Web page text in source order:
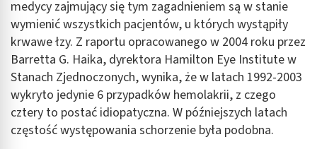
medycy zajmujący się tym zagadnieniem są w stanie
wymienić wszystkich pacjentów, u których wystąpiły
krwawe łzy. Z raportu opracowanego w 2004 roku przez
Barretta G. Haika, dyrektora Hamilton Eye Institute w
Stanach Zjednoczonych, wynika, że w latach 1992-2003
wykryto jedynie 6 przypadków hemolakrii, z czego
cztery to postać idiopatyczna. W późniejszych latach
częstość występowania schorzenie była podobna.
Tworzenie profili w celu spersonalizowanych
reklam
Wykorzystanie profili do wyboru
spersonalizowanych reklam
Tworzenie profili w celu personalizacji treści
Wykorzystywanie profili w celu doboru